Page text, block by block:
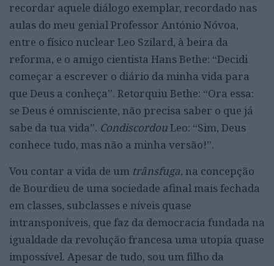
recordar aquele diálogo exemplar, recordado nas
aulas do meu genial Professor António Nóvoa,
entre o físico nuclear Leo Szilard, à beira da
reforma, e o amigo cientista Hans Bethe: “Decidi
começar a escrever o diário da minha vida para
que Deus a conheça”. Retorquiu Bethe: “Ora essa:
se Deus é omnisciente, não precisa saber o que já
sabe da tua vida”. CondiscordouLeo: “Sim, Deus
conhece tudo, mas não a minha versão!”.
Vou contar a vida de um trânsfuga, na concepção
de Bourdieu de uma sociedade afinal mais fechada
em classes, subclasses e níveis quase
intransponíveis, que faz da democracia fundada na
igualdade da revolução francesa uma utopia quase
impossível. Apesar de tudo, sou um filho da